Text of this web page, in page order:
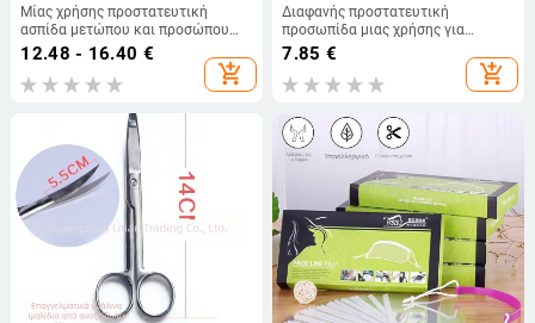
Μίας χρήσης προστατευτική
ασπίδα μετώπου και προσώπου
για κούρεμα, περμανάντ και βαφή
μαλλιών — διαφανές αξεσουάρ
κομμωτικής κατά του σπασίματος
12.48 - 16.40 €
add_shopping_cart
Διαφανής προστατευτική
προσωπίδα μιας χρήσης για
κομμωτική, προστασία ματιών
κατά το κόψιμο, περιποίηση
περμανάντ και βαφής
7.85 €
add_shopping_cart